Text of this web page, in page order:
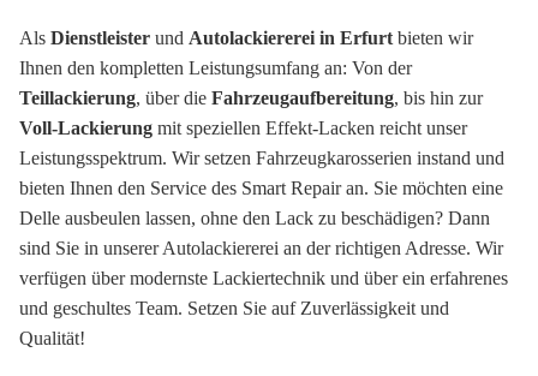
Als Dienstleister und Autolackiererei in Erfurt bieten wir
Ihnen den kompletten Leistungsumfang an: Von der
Teillackierung, über die Fahrzeugaufbereitung, bis hin zur
Voll-Lackierung mit speziellen Effekt-Lacken reicht unser
Leistungsspektrum. Wir setzen Fahrzeugkarosserien instand und
bieten Ihnen den Service des Smart Repair an. Sie möchten eine
Delle ausbeulen lassen, ohne den Lack zu beschädigen? Dann
sind Sie in unserer Autolackiererei an der richtigen Adresse. Wir
verfügen über modernste Lackiertechnik und über ein erfahrenes
und geschultes Team. Setzen Sie auf Zuverlässigkeit und
Qualität!